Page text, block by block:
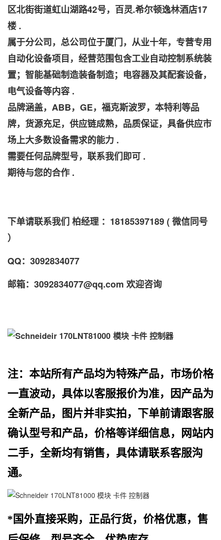
区北街街道虹山湖路42号，百灵.希尔顿逸林酒店17
楼 .
属于分公司，总公司位于厦门，从业十年，专营专用
自动化设备项目，经营范围包含工业自动控制系统装
置；智能基础制造装备制造；电容器及其配套设备，
电气设备等内容 .
品牌涵盖，ABB，GE，福克斯波罗，本特利等品
牌，货源充足，供应链成熟，品质保证，具备供应市
场上大多数设备需求的能力 .
需要任何品牌型号，联系我们即可 .
期待与您的合作 .
下单请联系我们 柏经理 ：18185397189 ( 微信同号
）
QQ：3092834077
邮箱：3092834077@qq.com 欢迎咨询
注：本站所有产品均为特殊产品，市场价格
一直波动，具体以客服报价为准，因产品为
全新产品，图片并非实拍，下单前请跟客服
确认型号和产品，价格等详细信息，网站内
二手，全新均有销售，具体请联系客服沟
通。
*国外直接采购，正品行货，价格优惠，售